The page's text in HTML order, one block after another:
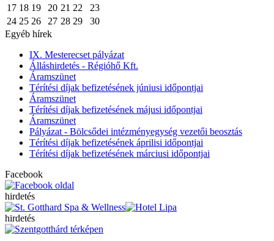
17 18 19 20 21 22
23
24 25 26 27 28 29
30
Egyéb hírek
IX. Mesterecset pályázat
Álláshirdetés - Régióhő Kft.
Áramszünet
Térítési díjak befizetésének júniusi időpontjai
Áramszünet
Térítési díjak befizetésének májusi időpontjai
Áramszünet
Pályázat - Bölcsődei intézményegység vezetői beosztás
Térítési díjak befizetésének áprilisi időpontjai
Térítési díjak befizetésének márciusi időpontjai
Facebook
hirdetés
hirdetés